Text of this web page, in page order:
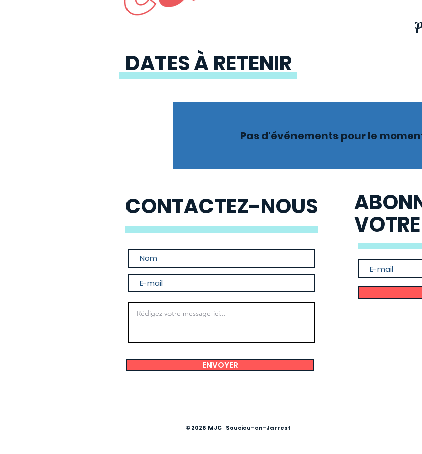
DATES À RETENIR
Pas d'événements pour le
CONTACTEZ-NOUS
ENVOYER
© 2026 MJC Soucieu-en-Jarrest